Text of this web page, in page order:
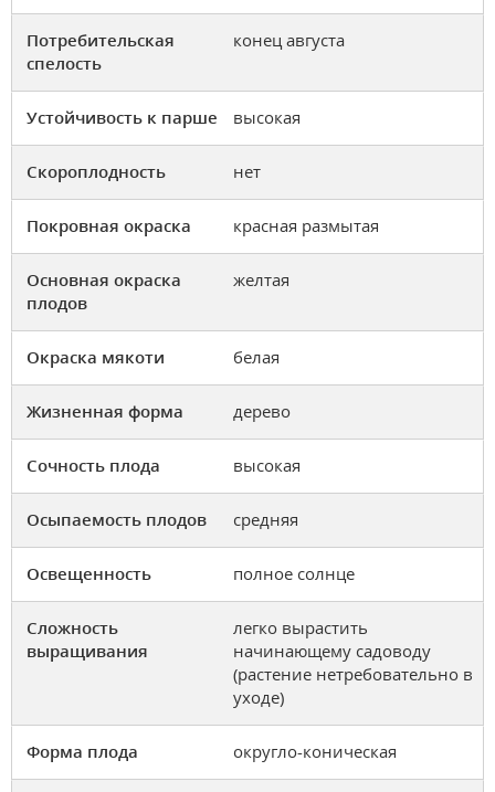
Потребительская
спелость
конец августа
Устойчивость к парше высокая
Скороплодность нет
Покровная окраска красная размытая
Основная окраска
плодов
желтая
Окраска мякоти белая
Жизненная форма дерево
Сочность плода высокая
Осыпаемость плодов средняя
Освещенность полное солнце
Сложность
выращивания
легко вырастить
начинающему садоводу
(растение нетребовательно в
уходе)
Форма плода округло-коническая